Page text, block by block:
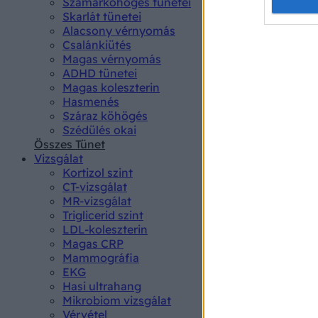
Skarlát tünetei
Alacsony vérnyomás
Csalánkiütés
Magas vérnyomás
ADHD tünetei
Magas koleszterin
Hasmenés
Száraz köhögés
Szédülés okai
Összes Tünet
Vizsgálat
Kortizol szint
CT-vizsgálat
MR-vizsgálat
Triglicerid szint
LDL-koleszterin
Magas CRP
Mammográfia
EKG
Hasi ultrahang
Mikrobiom vizsgálat
Vérvétel